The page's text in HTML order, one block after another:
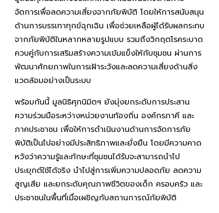
จัดการเพื่อลดความเสี่ยงจากภัยพิบัติ โดยให้การสนับสนุน
ด้านการบรรเทาทุกข์ฉุกเฉิน เพื่อช่วยเหลือผู้ได้รับผลกระทบ
จากภัยพิบัติในหลากหลายรูปแบบ รวมถึงวิกฤตโรคระบาด
ควบคู่กับการเสริมสร้างความเข้มแข็งให้กับชุมชน ผ่านการ
พัฒนาศักยภาพในการเฝ้าระวังและลดความเสี่ยงด้านสิ่ง
แวดล้อมอย่างเป็นระบบ
พร้อมกันนี้ มูลนิธิศุภนิมิตฯ ยังมุ่งยกระดับการประสาน
ความร่วมมือระหว่างหน่วยงานท้องถิ่น องค์กรภาคี และ
ภาคประชาชน เพื่อให้การดำเนินงานด้านการจัดการภัย
พิบัติเป็นไปอย่างมีประสิทธิภาพและยั่งยืน โดยมีความคาด
หวังว่าความรู้และทักษะที่ชุมชนได้รับจะสามารถนำไป
ประยุกต์ใช้ได้จริง นำไปสู่การเพิ่มความปลอดภัย ลดความ
สูญเสีย และยกระดับคุณภาพชีวิตของเด็ก ครอบครัว และ
ประชาชนในพื้นที่เมื่อเผชิญกับสถานการณ์ภัยพิบัติ